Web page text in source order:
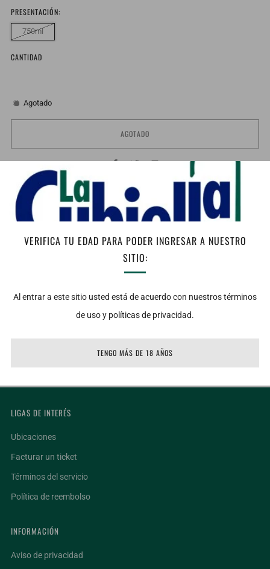
VERIFICA TU EDAD PARA PODER INGRESAR A NUESTRO
SITIO:
Al entrar a este sitio usted está de acuerdo con nuestros términos
de uso y políticas de privacidad.
TENGO MÁS DE 18 AÑOS
PRESENTACIÓN:
750ml
CANTIDAD
Agotado
AGOTADO
Facebook
Twitter
Notas de Cata:
Vista: Dorado pálido, limpio y brillante.
piña, con toques de durazno y vainilla.
Boca: Una fresca acidez le da equilibrio a la expresión de frutos
tostados y de especias dulces.
Maridaje: Aperitivo o acompañe con pescados, mariscos y carnes
Temperatura de servicio: 7 – 9°C
LIGAS DE INTERÉS
Ubicaciones
Facturar un ticket
Términos del servicio
Política de reembolso
INFORMACIÓN
Aviso de privacidad